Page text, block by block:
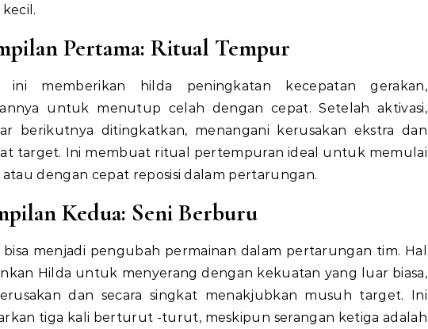
Pertama: Ritual Tempur
ini memberikan hilda peningkatan kecepatan gerakan,
untuk menutup celah dengan cepat. Setelah aktivasi,
berikutnya ditingkatkan, menangani kerusakan ekstra dan
target. Ini membuat ritual pertempuran ideal untuk memulai
dengan cepat reposisi dalam pertarungan.
Kedua: Seni Berburu
menjadi pengubah permainan dalam pertarungan tim. Hal
Hilda untuk menyerang dengan kekuatan yang luar biasa,
dan secara singkat menakjubkan musuh target. Ini
tiga kali berturut -turut, meskipun serangan ketiga adalah